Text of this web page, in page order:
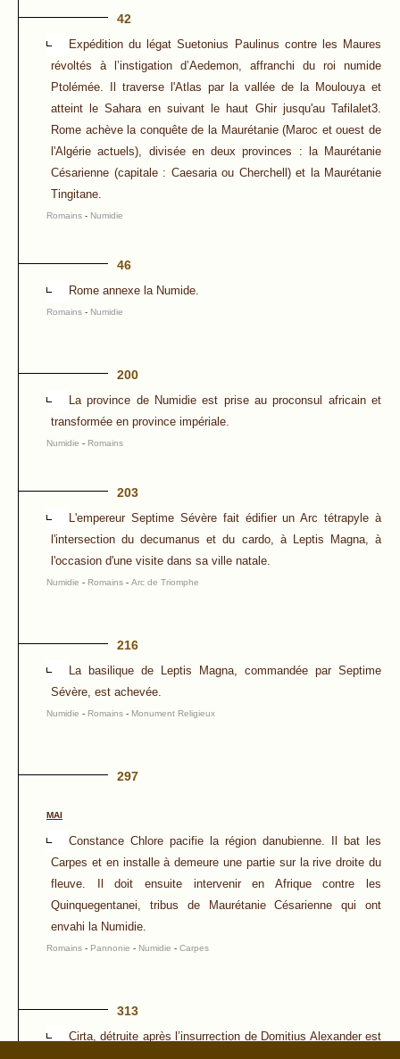
42
Expédition du légat Suetonius Paulinus contre les Maures
révoltés à l’instigation d’Aedemon, affranchi du roi numide
Ptolémée. Il traverse l'Atlas par la vallée de la Moulouya et
atteint le Sahara en suivant le haut Ghir jusqu'au Tafilalet3.
Rome achève la conquête de la Maurétanie (Maroc et ouest de
l'Algérie actuels), divisée en deux provinces : la Maurétanie
Césarienne (capitale : Caesaria ou Cherchell) et la Maurétanie
Tingitane.
Romains - Numidie
46
Rome annexe la Numide.
Romains - Numidie
200
La province de Numidie est prise au proconsul africain et
transformée en province impériale.
Numidie - Romains
203
L'empereur Septime Sévère fait édifier un Arc tétrapyle à
l'intersection du decumanus et du cardo, à Leptis Magna, à
l'occasion d'une visite dans sa ville natale.
Numidie - Romains - Arc de Triomphe
216
La basilique de Leptis Magna, commandée par Septime
Sévère, est achevée.
Numidie - Romains - Monument Religieux
297
MAI
Constance Chlore pacifie la région danubienne. Il bat les
Carpes et en installe à demeure une partie sur la rive droite du
fleuve. Il doit ensuite intervenir en Afrique contre les
Quinquegentanei, tribus de Maurétanie Césarienne qui ont
envahi la Numidie.
Romains - Pannonie - Numidie - Carpes
313
Cirta, détruite après l’insurrection de Domitius Alexander est